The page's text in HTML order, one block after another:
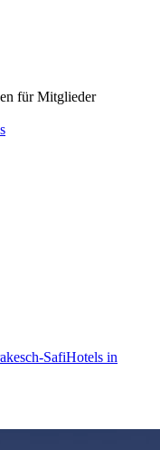
für Mitglieder
SafiHotels in